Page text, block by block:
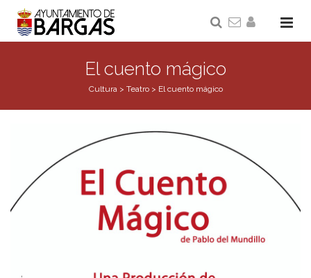
El cuento mágico
Cultura> Teatro> El cuento mágico